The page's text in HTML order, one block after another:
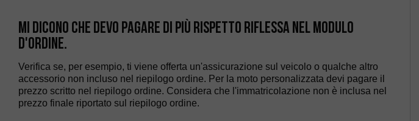
Mi dicono che devo pagare di più rispetto riflessa nel modulo
d'ordine.
Verifica se, per esempio, ti viene offerta un'assicurazione sul veicolo o qualche altro
accessorio non incluso nel riepilogo ordine. Per la moto personalizzata devi pagare il
prezzo scritto nel riepilogo ordine. Considera che l'immatricolazione non è inclusa nel
prezzo finale riportato sul riepilogo ordine.